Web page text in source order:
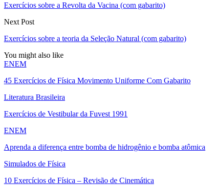
Exercícios sobre a Revolta da Vacina (com gabarito)
Next Post
Exercícios sobre a teoria da Seleção Natural (com gabarito)
You might also like
ENEM
45 Exercícios de Física Movimento Uniforme Com Gabarito
Literatura Brasileira
Exercícios de Vestibular da Fuvest 1991
ENEM
Aprenda a diferença entre bomba de hidrogênio e bomba atômica
Simulados de Física
10 Exercícios de Física – Revisão de Cinemática